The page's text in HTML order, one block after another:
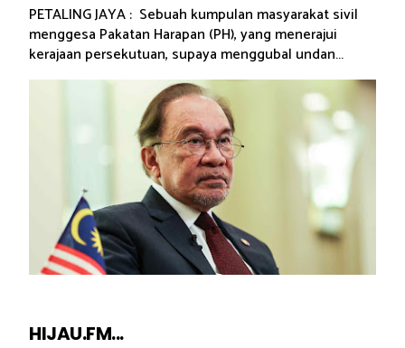
PETALING JAYA : Sebuah kumpulan masyarakat sivil
menggesa Pakatan Harapan (PH), yang menerajui
kerajaan persekutuan, supaya menggubal undan...
HIJAU.FM...